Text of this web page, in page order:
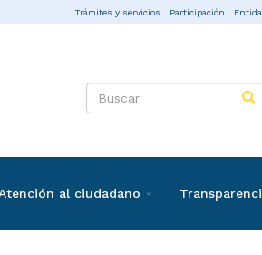
Trámites y servicios Participación
al ciudadano